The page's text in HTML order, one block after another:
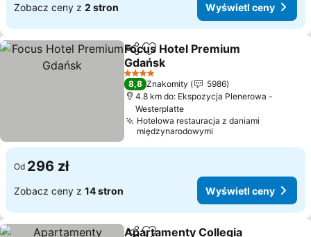
Zobacz ceny z 2 stron Wyświetl ceny
Udostępnij
Dodaj do ulubionych
Focus Hotel Premium
Gdańsk
Wyświetl ceny
4 Kategoria
8,8 Znakomity
5986
4.8 km do: Ekspozycja Plenerowa -
Westerplatte
Hotelowa restauracja z daniami
międzynarodowymi
Od 296 zł
Zobacz ceny z 14 stron Wyświetl ceny
Apartamenty Collegia